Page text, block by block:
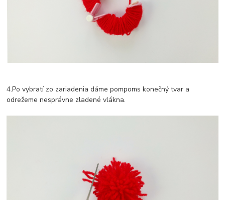
4.Po vybratí zo zariadenia dáme pompoms konečný tvar a
odrežeme nesprávne zladené vlákna.